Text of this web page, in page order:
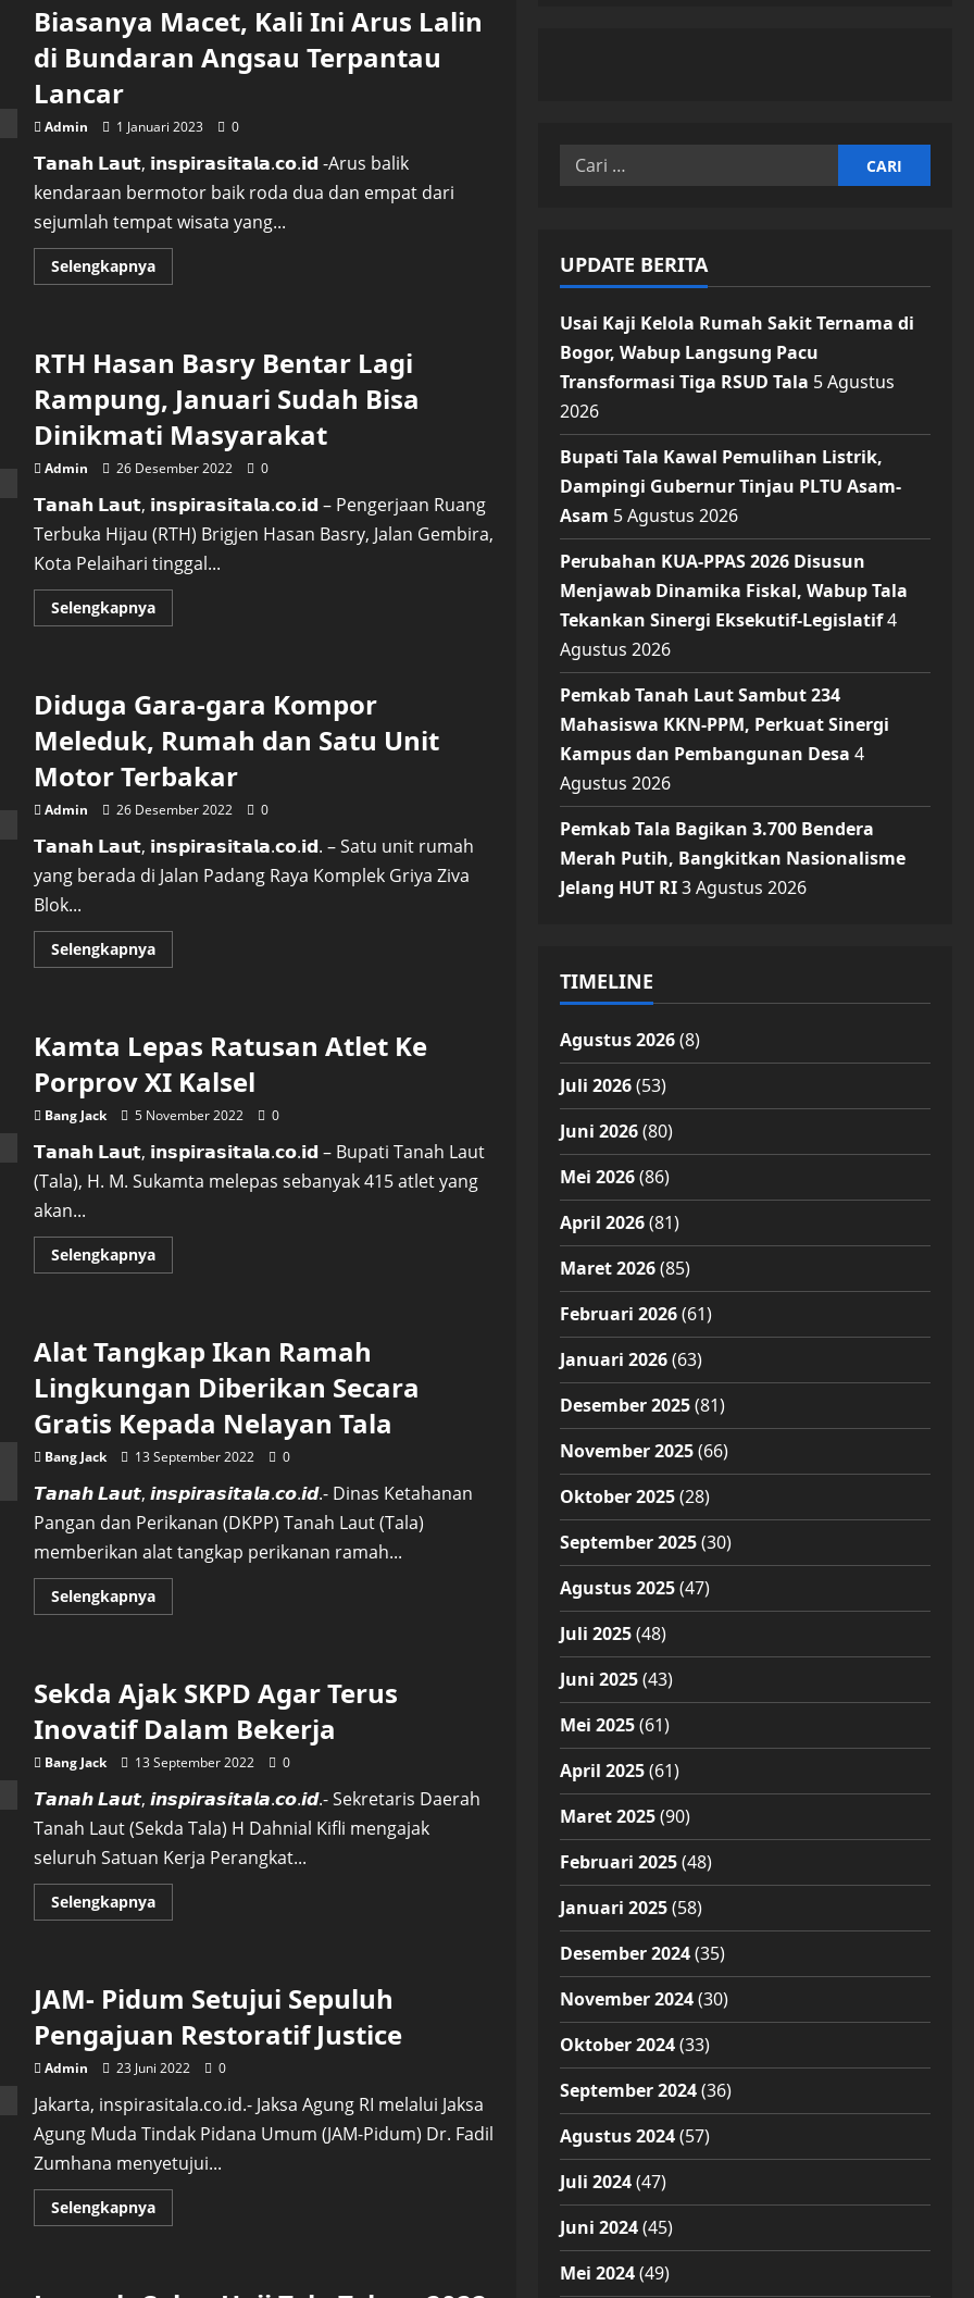
Biasanya Macet, Kali Ini Arus Lalin
di Bundaran Angsau Terpantau
Lancar
Admin 1 Januari 2023 0
𝗧𝗮𝗻𝗮𝗵 𝗟𝗮𝘂𝘁, 𝗶𝗻𝘀𝗽𝗶𝗿𝗮𝘀𝗶𝘁𝗮𝗹𝗮.𝗰𝗼.𝗶𝗱 -Arus balik
kendaraan bermotor baik roda dua dan empat dari
sejumlah tempat wisata yang...
SelengkapnyaRead
more
Tahun
Baru
Biasanya
Macet,
Kali
Ini
Arus
Lalin
di
Bundaran
Angsau
Terpantau
Lancar
RTH Hasan Basry Bentar Lagi
Rampung, Januari Sudah Bisa
Dinikmati Masyarakat
Admin 26 Desember 2022 0
𝗧𝗮𝗻𝗮𝗵 𝗟𝗮𝘂𝘁, 𝗶𝗻𝘀𝗽𝗶𝗿𝗮𝘀𝗶𝘁𝗮𝗹𝗮.𝗰𝗼.𝗶𝗱 – Pengerjaan Ruang
Terbuka Hijau (RTH) Brigjen Hasan Basry, Jalan Gembira,
Kota Pelaihari tinggal...
SelengkapnyaRead
more
Bentar
Lagi
Rampung,
Januari
Bisa
Dinikmati
Masyarakat
Diduga Gara-gara Kompor
Meleduk, Rumah dan Satu Unit
Motor Terbakar
Admin 26 Desember 2022 0
𝗧𝗮𝗻𝗮𝗵 𝗟𝗮𝘂𝘁, 𝗶𝗻𝘀𝗽𝗶𝗿𝗮𝘀𝗶𝘁𝗮𝗹𝗮.𝗰𝗼.𝗶𝗱. – Satu unit rumah
yang berada di Jalan Padang Raya Komplek Griya Ziva
Blok...
SelengkapnyaRead
more
Kompor
Meleduk,
Rumah
dan
Unit
Terbakar
Kamta Lepas Ratusan Atlet Ke
Porprov XI Kalsel
Bang Jack 5 November 2022 0
𝗧𝗮𝗻𝗮𝗵 𝗟𝗮𝘂𝘁, 𝗶𝗻𝘀𝗽𝗶𝗿𝗮𝘀𝗶𝘁𝗮𝗹𝗮.𝗰𝗼.𝗶𝗱 – Bupati Tanah Laut
(Tala), H. M. Sukamta melepas sebanyak 415 atlet yang
akan...
SelengkapnyaRead
more
Atlet
Ke
Porprov
XI
Kalsel
Alat Tangkap Ikan Ramah
Lingkungan Diberikan Secara
Gratis Kepada Nelayan Tala
Bang Jack 13 September 2022 0
𝙏𝙖𝙣𝙖𝙝 𝙇𝙖𝙪𝙩, 𝙞𝙣𝙨𝙥𝙞𝙧𝙖𝙨𝙞𝙩𝙖𝙡𝙖.𝙘𝙤.𝙞𝙙.- Dinas Ketahanan
Pangan dan Perikanan (DKPP) Tanah Laut (Tala)
memberikan alat tangkap perikanan ramah...
SelengkapnyaRead
more
Ramah
Lingkungan
Diberikan
Secara
Kepada
Tala
Sekda Ajak SKPD Agar Terus
Inovatif Dalam Bekerja
Bang Jack 13 September 2022 0
𝙏𝙖𝙣𝙖𝙝 𝙇𝙖𝙪𝙩, 𝙞𝙣𝙨𝙥𝙞𝙧𝙖𝙨𝙞𝙩𝙖𝙡𝙖.𝙘𝙤.𝙞𝙙.- Sekretaris Daerah
Tanah Laut (Sekda Tala) H Dahnial Kifli mengajak
seluruh Satuan Kerja Perangkat...
SelengkapnyaRead
more
Agar
Terus
Inovatif
Dalam
JAM- Pidum Setujui Sepuluh
Pengajuan Restoratif Justice
Admin 23 Juni 2022 0
Jakarta, inspirasitala.co.id.- Jaksa Agung RI melalui Jaksa
Agung Muda Tindak Pidana Umum (JAM-Pidum) Dr. Fadil
Zumhana menyetujui...
SelengkapnyaRead
more
Cari
UPDATE BERITA
Usai Kaji Kelola Rumah Sakit Ternama di
Bogor, Wabup Langsung Pacu
Transformasi Tiga RSUD Tala 5 Agustus
2026
Bupati Tala Kawal Pemulihan Listrik,
Dampingi Gubernur Tinjau PLTU Asam-
Asam 5 Agustus 2026
Perubahan KUA-PPAS 2026 Disusun
Menjawab Dinamika Fiskal, Wabup Tala
Tekankan Sinergi Eksekutif-Legislatif4
Agustus 2026
Pemkab Tanah Laut Sambut 234
Mahasiswa KKN-PPM, Perkuat Sinergi
Kampus dan Pembangunan Desa 4
Agustus 2026
Pemkab Tala Bagikan 3.700 Bendera
Merah Putih, Bangkitkan Nasionalisme
Jelang HUT RI3 Agustus 2026
TIMELINE
Agustus 2026(8)
Juli 2026(53)
Juni 2026(80)
Mei 2026(86)
April 2026(81)
Maret 2026(85)
Februari 2026(61)
Januari 2026(63)
Desember 2025(81)
November 2025(66)
Oktober 2025(28)
September 2025(30)
Agustus 2025(47)
Juli 2025(48)
Juni 2025(43)
Mei 2025(61)
April 2025(61)
Maret 2025(90)
Februari 2025(48)
Januari 2025(58)
Desember 2024(35)
November 2024(30)
Oktober 2024(33)
September 2024(36)
Agustus 2024(57)
Juli 2024(47)
Juni 2024(45)
Mei 2024(49)